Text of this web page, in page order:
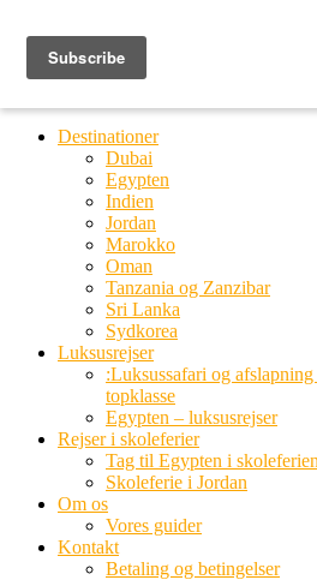
Ring til os
20 66 03 08
Destinationer
Dubai
Egypten
Indien
Jordan
Marokko
Oman
Tanzania og Zanzibar
Sri Lanka
Sydkorea
Luksusrejser
:Luksussafari og
topklasse
Egypten – luksusrejser
Rejser i skoleferier
Tag til Egypten i
Skoleferie i Jordan
Om os
Vores guider
Kontakt
Betaling og betingelser